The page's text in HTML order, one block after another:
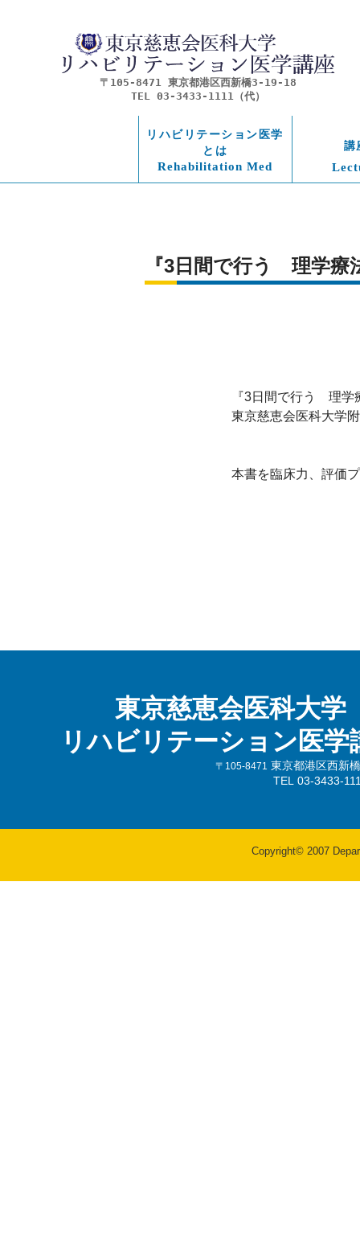
〒105-8471 東京都港区西新橋3-19-18
TEL 03-3433-1111（代）
リハビリテーション医学
とは
Rehabilitation Med
講
『3日間で行う　理学
『3日間で行う　理
東京慈恵会医科大学
本書を臨床力、評価
東京慈恵会医科大学
リハビリテーション医学
〒105-8471
東京都港区西新
TEL 03-3433-
Copyright© 2007